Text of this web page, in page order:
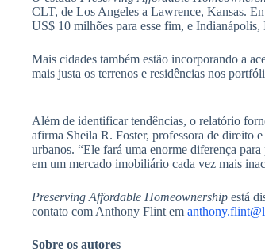
CLT, de Los Angeles a Lawrence, Kansas.
US$ 10 milhões para esse fim, e
Mais cidades também estão incorporando a
mais justa os terrenos e residências nos
Além de identificar tendências, o relatório
afirma Sheila R. Foster, professora de direito
urbanos. “Ele fará uma enorme diferença
em um mercado imobiliário cada vez mais
Preserving Affordable Homeownership está
contato com Anthony Flint em
Sobre os autores